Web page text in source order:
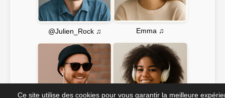
@Julien_Rock ♫ Emma ♫
Ce site utilise des cookies pour vous garantir la meilleure